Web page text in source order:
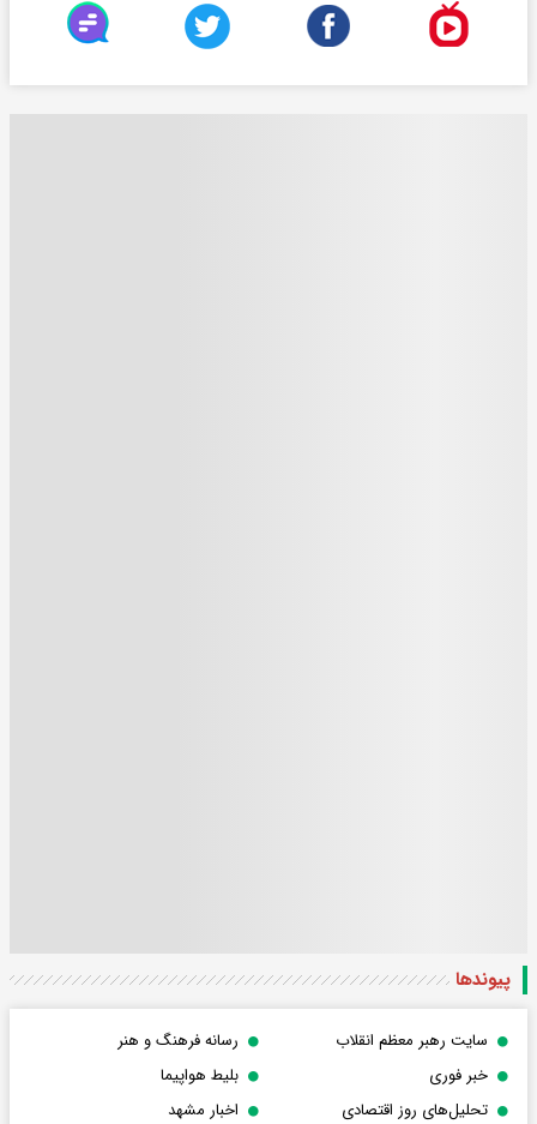
پیوندها
سایت رهبر معظم انقلاب
رسانه فرهنگ و هنر
خبر فوری
بلیط هواپیما
تحلیل‌های روز اقتصادی
اخبار مشهد